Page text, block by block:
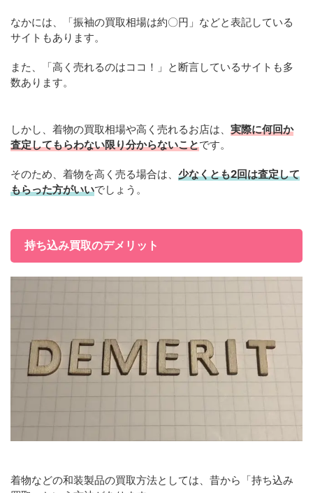
なかには、「振袖の買取相場は約〇円」などと表記している
サイトもあります。
また、「高く売れるのはココ！」と断言しているサイトも多
数あります。
しかし、着物の買取相場や高く売れるお店は、 実際に何回か
査定してもらわない限り分からないことです。
そのため、着物を高く売る場合は、 少なくとも2回は査定して
もらった方がいいでしょう。
持ち込み買取のデメリット
着物などの和装製品の買取方法としては、昔から「持ち込み